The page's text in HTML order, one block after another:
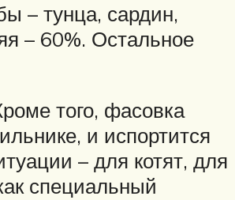
– тунца, сардин,
– 60%. Остальное
того, фасовка
и испортится
– для котят, для
специальный